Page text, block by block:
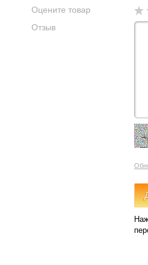
Оцените товар
Отзыв